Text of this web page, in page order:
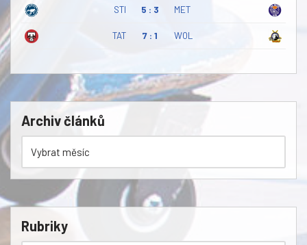
STI 5 : 3 MET
TAT 7 : 1 WOL
Archiv článků
Rubriky